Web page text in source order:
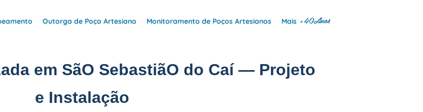
Outorga de Poço Artesiano Monitoramento de Poços Artesianos Mais +40Anos
em SãO SebastiãO do Caí — Projeto
e Instalação